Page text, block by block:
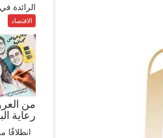
الرائدة
الاقتصاد
من
رعاية